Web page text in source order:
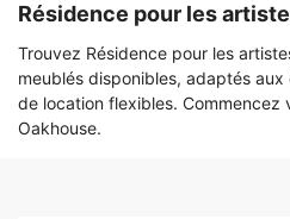
Résidence pour les
Trouvez Résidence pour les
meublés disponibles, adaptés
de location flexibles. Commencez
Oakhouse.